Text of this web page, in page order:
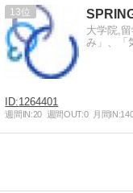
13
大学院,
み」、「
1264401
週間IN:20 週間OUT:0 月間IN: